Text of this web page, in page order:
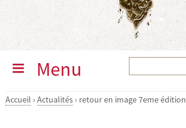
Menu
Accueil › Actualités › retour en image 7eme édition